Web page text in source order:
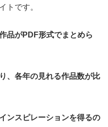
トです。
品がPDF形式でまとめら
、各年の見れる作品数が比
ンスピレーションを得るの